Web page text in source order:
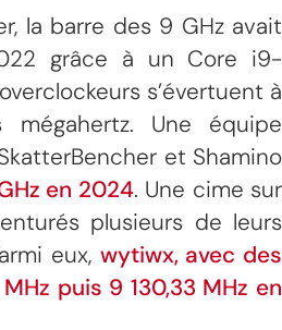
la barre des 9 GHz avait
grâce à un Core i9-
s’évertuent à
mégahertz. Une équipe
et Shamino
en 2024. Une cime sur
plusieurs de leurs
eux, wytiwx, avec des
puis 9 130,33 MHz en